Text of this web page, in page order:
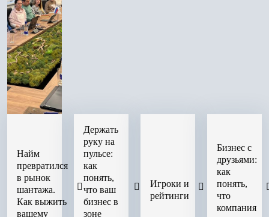
Найм
превратился
в рынок
шантажа.
Как выжить
вашему
Держать
руку на
пульсе:
как
понять,
что ваш
бизнес в
зоне
Игроки и
рейтинги
Бизнес с
друзьями:
как
понять,
что
компания